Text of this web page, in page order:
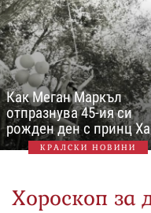
Как Меган Маркъл
отпразнува 45-ия си
рожден ден с принц
КРАЛСКИ НОВИНИ
Хороскоп за